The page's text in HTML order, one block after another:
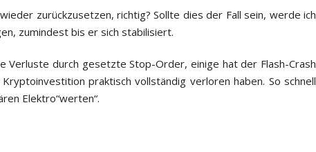
zurückzusetzen, richtig? Sollte dies der Fall sein, werde ich
zumindest bis er sich stabilisiert.
Verluste durch gesetzte Stop-Order, einige hat der Flash-Crash
praktisch vollständig verloren haben. So schnell
Elektro“werten“.